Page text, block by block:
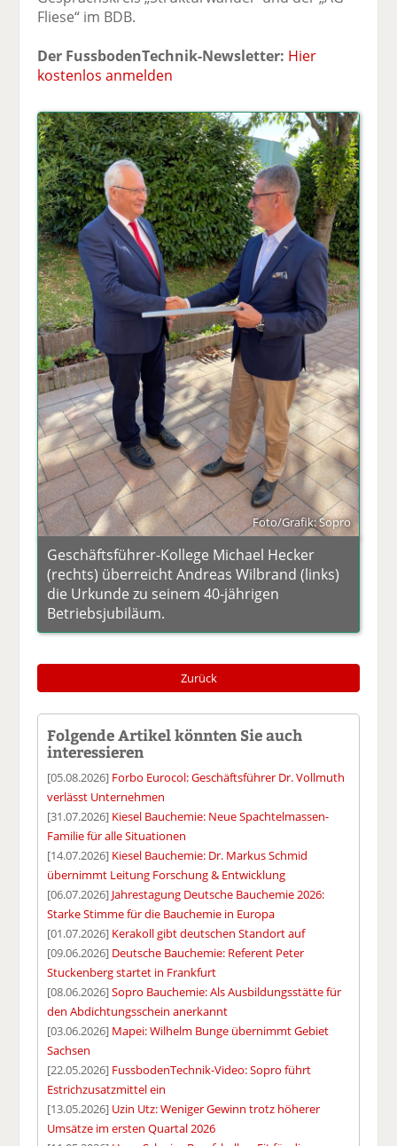
Fliese“ im BDB.
Der FussbodenTechnik-Newsletter: Hier
kostenlos anmelden
Foto/Grafik: Sopro
Geschäftsführer-Kollege Michael Hecker
(rechts) überreicht Andreas Wilbrand (links)
die Urkunde zu seinem 40-jährigen
Betriebsjubiläum.
Zurück
Folgende Artikel könnten Sie auch
interessieren
[05.08.2026] Forbo Eurocol: Geschäftsführer Dr. Vollmuth
verlässt Unternehmen
[31.07.2026] Kiesel Bauchemie: Neue Spachtelmassen-
Familie für alle Situationen
[14.07.2026] Kiesel Bauchemie: Dr. Markus Schmid
übernimmt Leitung Forschung & Entwicklung
[06.07.2026] Jahrestagung Deutsche Bauchemie 2026:
Starke Stimme für die Bauchemie in Europa
[01.07.2026] Kerakoll gibt deutschen Standort auf
[09.06.2026] Deutsche Bauchemie: Referent Peter
Stuckenberg startet in Frankfurt
[08.06.2026]Sopro Bauchemie: Als Ausbildungsstätte für
den Abdichtungsschein anerkannt
[03.06.2026] Mapei: Wilhelm Bunge übernimmt Gebiet
Sachsen
[22.05.2026] FussbodenTechnik-Video: Sopro führt
Estrichzusatzmittel ein
[13.05.2026] Uzin Utz: Weniger Gewinn trotz höherer
Umsätze im ersten Quartal 2026